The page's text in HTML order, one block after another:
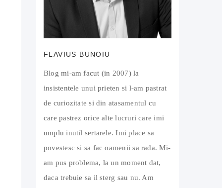
FLAVIUS BUNOIU
Blog mi-am facut (in 2007) la
insistentele unui prieten si l-am pastrat
de curiozitate si din atasamentul cu
care pastrez orice alte lucruri care imi
umplu inutil sertarele. Imi place sa
povestesc si sa fac oamenii sa rada. Mi-
am pus problema, la un moment dat,
daca trebuie sa il sterg sau nu. Am